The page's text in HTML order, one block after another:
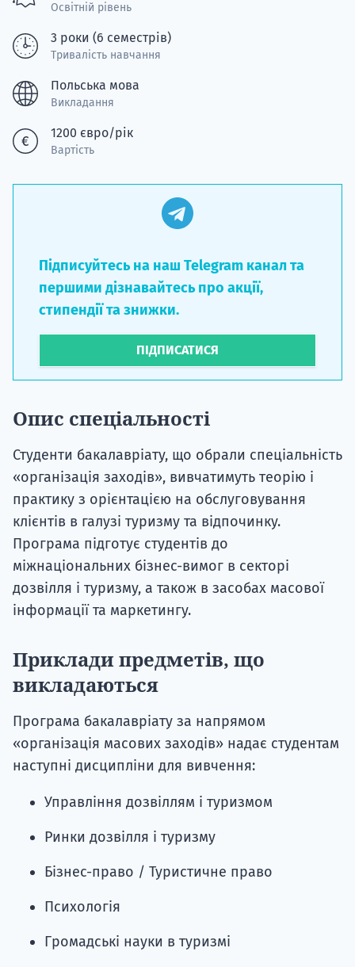
Освітній рівень
3 роки (6 семестрів)
Тривалість навчання
Польська мова
Викладання
1200 євро/рік
Вартість
Підписуйтесь на наш Telegram канал та
першими дізнавайтесь про акції,
стипендії та знижки.
ПІДПИСАТИСЯ
Опис спеціальності
Студенти бакалавріату, що обрали спеціальність
«організація заходів», вивчатимуть теорію і
практику з орієнтацією на обслуговування
клієнтів в галузі туризму та відпочинку.
Програма підготує студентів до
міжнаціональних бізнес-вимог в секторі
дозвілля і туризму, а також в засобах масової
інформації та маркетингу.
Приклади предметів, що
викладаються
Програма бакалавріату за напрямом
«організація масових заходів» надає студентам
наступні дисципліни для вивчення:
Управління дозвіллям і туризмом
Ринки дозвілля і туризму
Бізнес-право / Туристичне право
Психологія
Громадські науки в туризмі